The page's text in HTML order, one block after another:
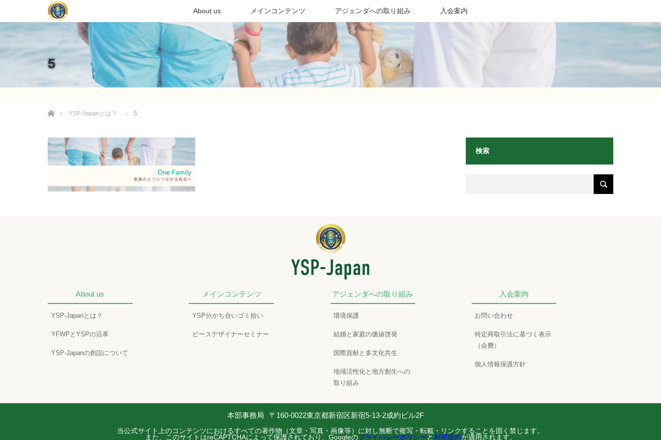
About us メインコンテンツ アジェンダへの取り組み 入会案内
5
YSP-Japanとは？
5
検索
About us
YSP-Japanとは？
YFWPとYSPの沿革
YSP-Japanの創設について
メインコンテンツ
YSP分かち合いゴミ拾い
ピースデザイナーセミナー
アジェンダへの取り組み
環境保護
結婚と家庭の価値啓発
国際貢献と多文化共生
地域活性化と地方創生への
取り組み
入会案内
お問い合わせ
特定商取引法に基づく表示
（会費）
個人情報保護方針
本部事務局 〒160-0022東京都新宿区新宿5-13-2成約ビル2F
当公式サイト上のコンテンツにおけるすべての著作物（文章・写真・画像等）に対し無断で複写・転載・リンクすることを固く禁じます。
また、このサイトはreCAPTCHAによって保護されており、Googleのプライバシーポリシー と 利用規約が適用されます。